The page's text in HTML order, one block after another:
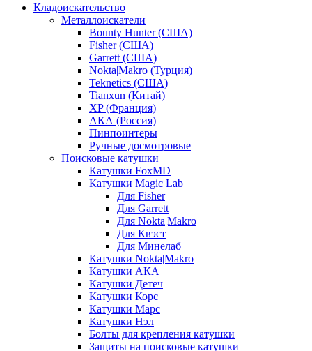
Кладоискательство
Металлоискатели
Bounty Hunter (США)
Fisher (США)
Garrett (США)
Nokta|Makro (Турция)
Teknetics (США)
Tianxun (Китай)
XP (Франция)
АКА (Россия)
Пинпоинтеры
Ручные досмотровые
Поисковые катушки
Катушки FoxMD
Катушки Magic Lab
Для Fisher
Для Garrett
Для Nokta|Makro
Для Квэст
Для Минелаб
Катушки Nokta|Makro
Катушки АКА
Катушки Детеч
Катушки Корс
Катушки Марс
Катушки Нэл
Болты для крепления катушки
Защиты на поисковые катушки